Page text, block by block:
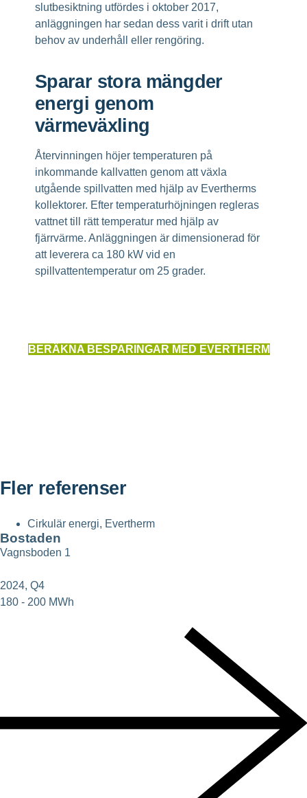
slutbesiktning utfördes i oktober 2017,
anläggningen har sedan dess varit i drift utan
behov av underhåll eller rengöring.
Sparar stora mängder
energi genom
värmeväxling
Återvinningen höjer temperaturen på
inkommande kallvatten genom att växla
utgående spillvatten med hjälp av Evertherms
kollektorer. Efter temperaturhöjningen regleras
vattnet till rätt temperatur med hjälp av
fjärrvärme. Anläggningen är dimensionerad för
att leverera ca 180 kW vid en
spillvattentemperatur om 25 grader.
BERÄKNA BESPARINGAR MED EVERTHERM
Fler referenser
Cirkulär energi, Evertherm
Bostaden
Vagnsboden 1
2024, Q4
180 - 200 MWh